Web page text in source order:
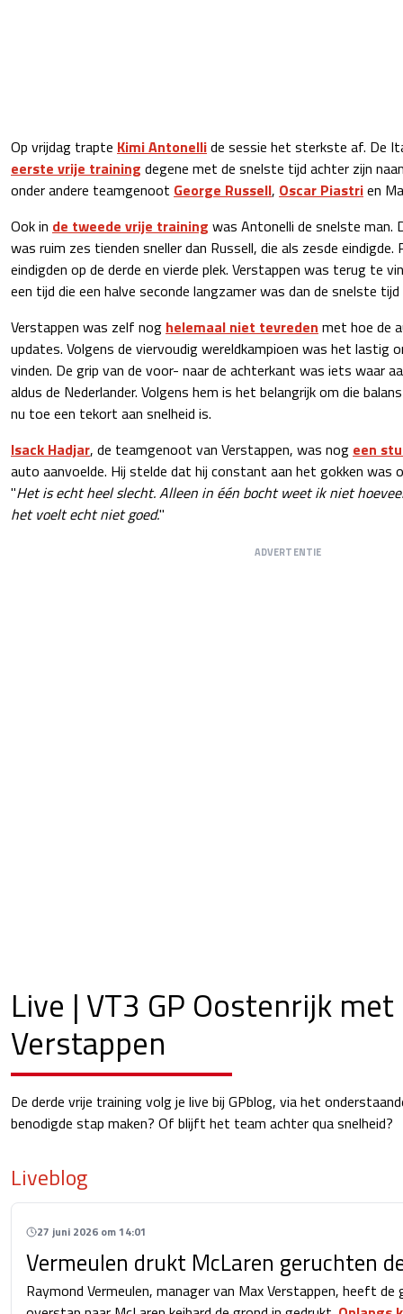
Op vrijdag trapte Kimi Antonellide sessie het sterkste af. De
eerste vrije training degene met de snelste tijd achter zijn
onder andere teamgenoot George Russell, Oscar Piastrien
Ook in de tweede vrije training was Antonelli de snelste man.
was ruim zes tienden sneller dan Russell, die als zesde
eindigden op de derde en vierde plek. Verstappen was terug te
een tijd die een halve seconde langzamer was dan de snelste
Verstappen was zelf nog helemaal niet tevreden met hoe de
updates. Volgens de viervoudig wereldkampioen was het lastig
vinden. De grip van de voor- naar de achterkant was iets waar
aldus de Nederlander. Volgens hem is het belangrijk om die
nu toe een tekort aan snelheid is.
Isack Hadjar, de teamgenoot van Verstappen, was nog een
auto aanvoelde. Hij stelde dat hij constant aan het gokken was
"Het is echt heel slecht. Alleen in één bocht weet ik niet
het voelt echt niet goed."
ADVERTENTIE
Live | VT3 GP Oostenrijk
Verstappen
De derde vrije training volg je live bij GPblog, via het
benodigde stap maken? Of blijft het team achter qua snelheid?
Liveblog
27 juni 2026 om 14:01
Vermeulen drukt McLaren geruchten
Raymond Vermeulen, manager van Max Verstappen, heeft de